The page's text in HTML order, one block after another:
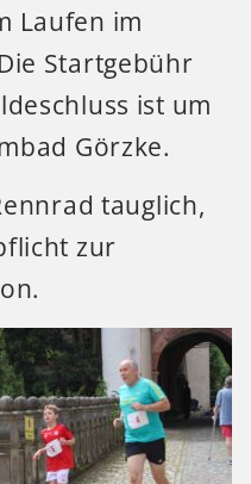
Laufen im
Startgebühr
ist um
Görzke.
tauglich,
zur